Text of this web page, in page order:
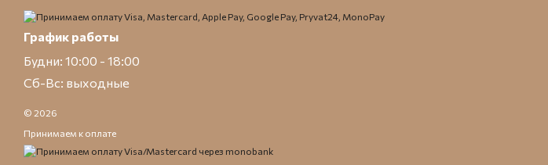
График работы
Будни: 10:00 - 18:00
Сб-Вс: выходные
© 2026
Принимаем к оплате